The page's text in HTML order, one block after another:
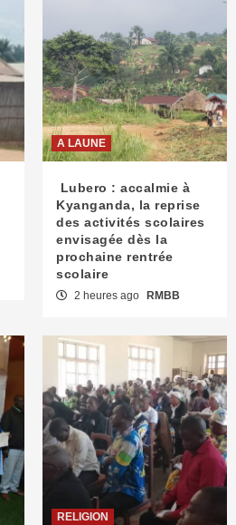
A LAUNE
Lubero : accalmie à
Kyanganda, la reprise
des activités scolaires
envisagée dès la
prochaine rentrée
scolaire
2 heures ago RMBB
RELIGION